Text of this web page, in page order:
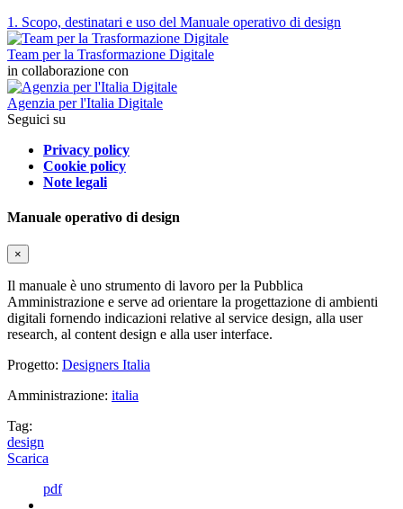
1. Scopo, destinatari e uso del Manuale operativo di design
Team per la Trasformazione Digitale
in collaborazione con
Agenzia per l'Italia Digitale
Seguici su
Privacy policy
Cookie policy
Note legali
Manuale operativo di design
×
Il manuale è uno strumento di lavoro per la Pubblica
Amministrazione e serve ad orientare la progettazione di ambienti
digitali fornendo indicazioni relative al service design, alla user
research, al content design e alla user interface.
Progetto: Designers Italia
Amministrazione: italia
Tag:
design
Scarica
pdf